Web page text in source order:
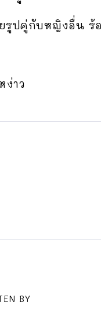
รูปคู่กับหญิงอื่น ร้
ง่าว
BY